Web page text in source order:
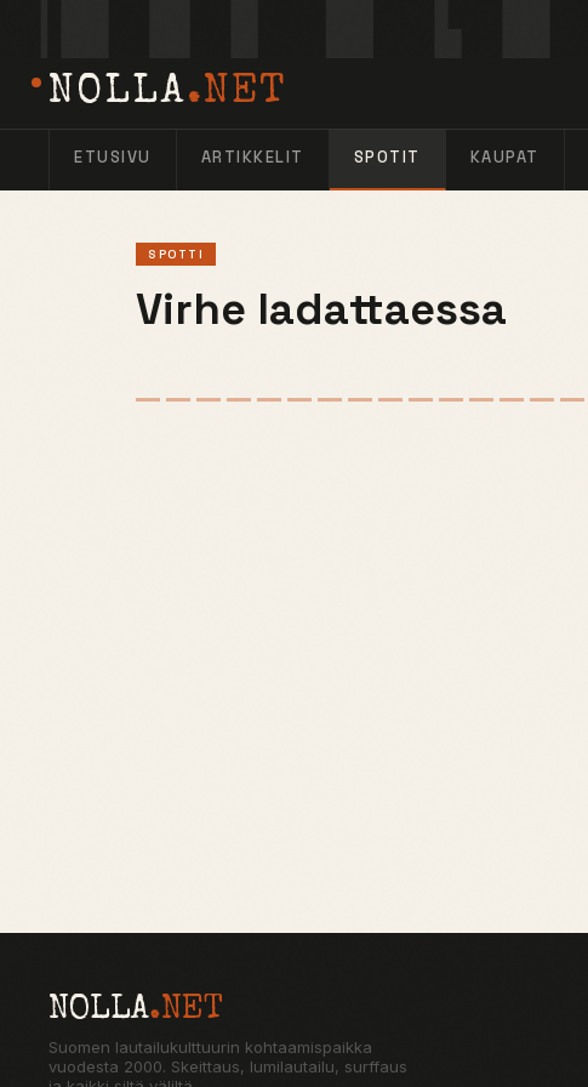
NOLLA.NET
ETUSIVU ARTIKKELIT SPOTIT KAUPAT
SPOTTI
Virhe ladattaessa
NOLLA.NET
Suomen lautailukulttuurin kohtaamispaikka
vuodesta 2000. Skeittaus, lumilautailu, surffaus